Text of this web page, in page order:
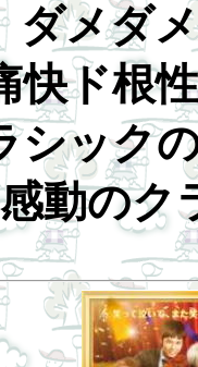
ダメダ
快ド根
シック
動のク